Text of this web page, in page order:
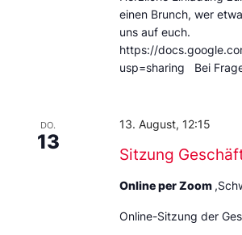
einen Brunch, wer
uns auf euch.
https://
usp=sharing Bei
DO.
13
Sitzung
13. August, 12:15
Online per Zoom
Online-Sitzung der